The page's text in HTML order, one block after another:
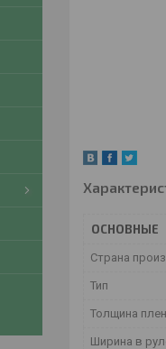
ОСНОВНЫЕ
Страна
Тип
Толщина
Ширина в